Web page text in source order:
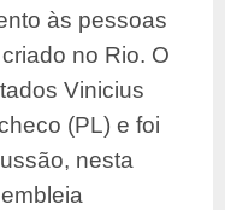
às pessoas
no Rio. O
Vinicius
(PL) e foi
nesta